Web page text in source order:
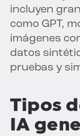
incluyen
como GPT,
imágenes
datos
pruebas y
Tipos
IA